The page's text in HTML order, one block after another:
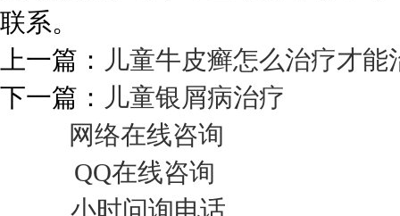
联系。
上一篇： 儿童牛皮癣怎么治疗才能
下一篇： 儿童银屑病治疗
网络在线咨询
QQ在线咨询
小时问询电话